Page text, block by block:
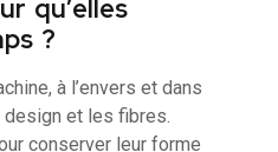
qu’elles
?
à l’envers et dans
et les fibres.
conserver leur forme